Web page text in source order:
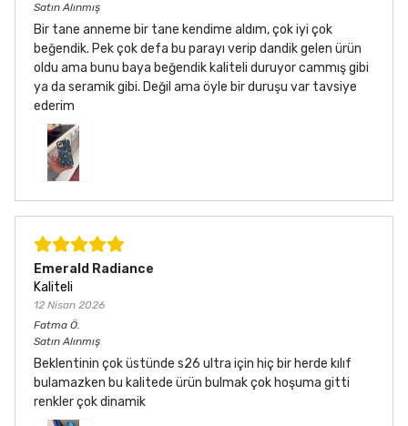
Satın Alınmış
Bir tane anneme bir tane kendime aldım, çok iyi çok
beğendik. Pek çok defa bu parayı verip dandik gelen ürün
oldu ama bunu baya beğendik kaliteli duruyor cammış gibi
ya da seramik gibi. Değil ama öyle bir duruşu var tavsiye
ederim
Emerald Radiance
Kaliteli
12 Nisan 2026
Fatma Ö.
Satın Alınmış
Beklentinin çok üstünde s26 ultra için hiç bir herde kılıf
bulamazken bu kalitede ürün bulmak çok hoşuma gitti
renkler çok dinamik